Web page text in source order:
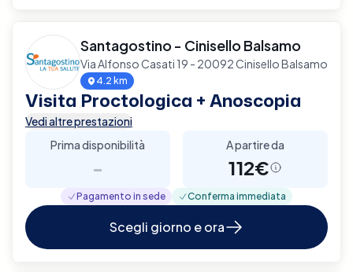
Santagostino - Cinisello Balsamo
Via Alfonso Casati 19 - 20092 Cinisello Balsamo
4.2 km
Visita Proctologica + Anoscopia
Vedi altre prestazioni
Prima disponibilità
-
A partire da
112€
Pagamento in sede Conferma immediata
Scegli giorno e ora